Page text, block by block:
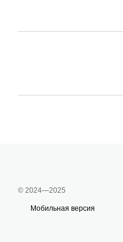
© 2024—2025
Мобильная версия